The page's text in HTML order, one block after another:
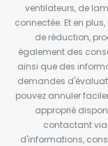
ventilateurs, de
connectée. Et en
de réduction,
également des
ainsi que des
demandes
pouvez annuler
approprié
contactant via
d'informations,